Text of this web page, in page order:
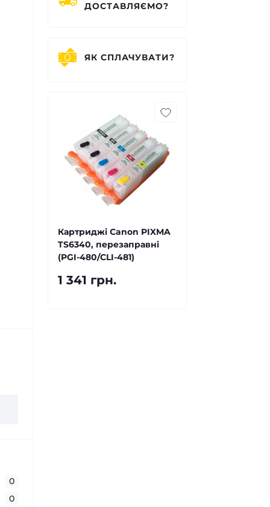
0
0
ДОСТАВЛЯЄМО?
ЯК СПЛАЧУВАТИ?
Картриджі Canon PIXMA
TS6340, перезаправні
(PGI-480/CLI-481)
1 341 грн.